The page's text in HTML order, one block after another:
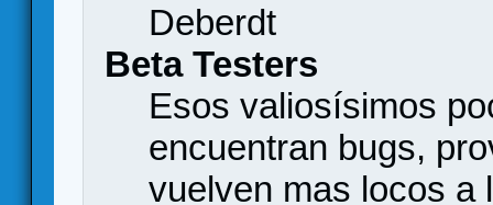
Deberdt
Beta Testers
Esos valiosísimos
encuentran bugs,
vuelven mas locos a